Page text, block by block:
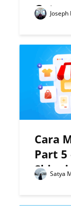
Cara
Part 5
Satya